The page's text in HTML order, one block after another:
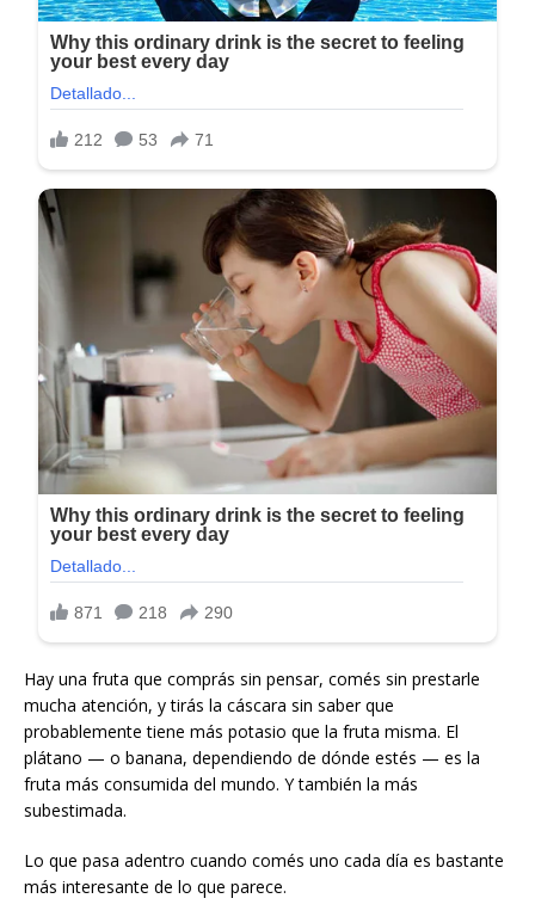
Hay una fruta que comprás sin pensar, comés sin prestarle
mucha atención, y tirás la cáscara sin saber que
probablemente tiene más potasio que la fruta misma. El
plátano — o banana, dependiendo de dónde estés — es la
fruta más consumida del mundo. Y también la más
subestimada.
Lo que pasa adentro cuando comés uno cada día es bastante
más interesante de lo que parece.